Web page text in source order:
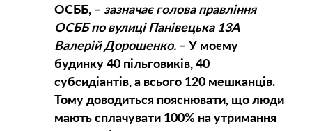
ОСББ, – зазначає голова правління
ОСББ по вулиці Панівецька 13А
Валерій Дорошенко.– У моєму
будинку 40 пільговиків, 40
субсидіантів, а всього 120 мешканців.
Тому доводиться пояснювати, що люди
мають сплачувати 100% на утримання